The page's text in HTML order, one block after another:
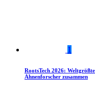
1
RootsTech 2026:
Ahnenforscher zusammen